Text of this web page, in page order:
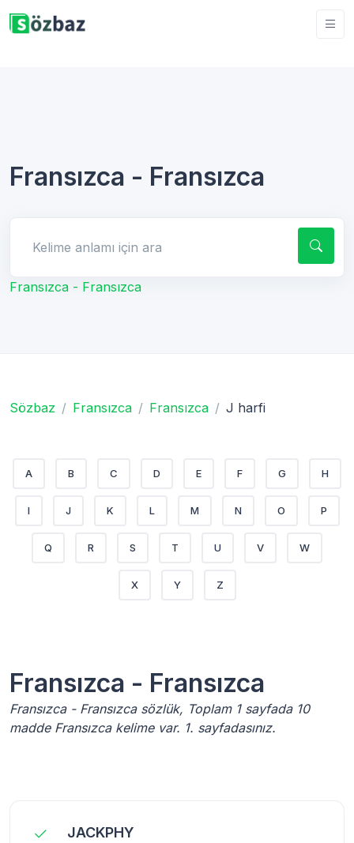
Fransızca - Fransızca
Fransızca - Fransızca
Sözbaz Fransızca Fransızca J harfi
A B C D E F G H
I J K L M N O P
Q R S T U V W
X Y Z
Fransızca - Fransızca
Fransızca - Fransızca sözlük, Toplam 1 sayfada 10
madde Fransızca kelime var. 1. sayfadasınız.
JACKPHY